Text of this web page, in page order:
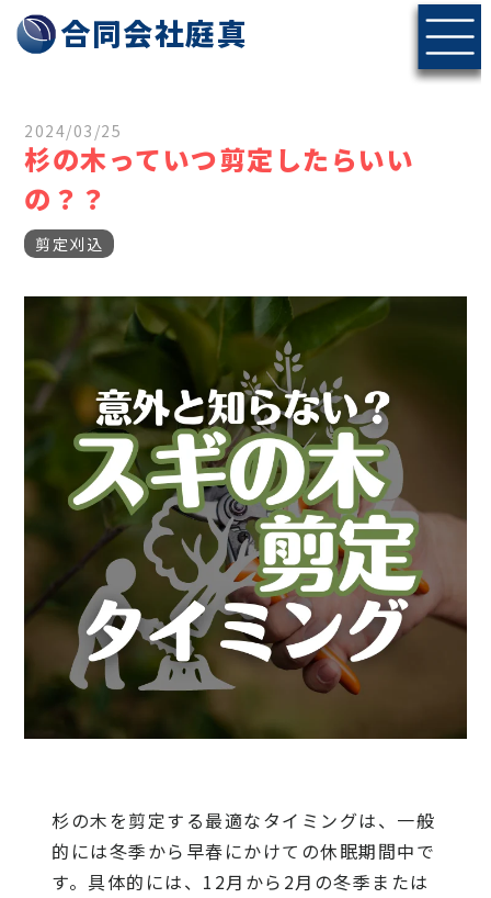
神戸・北摂エリアの伐採・剪定なら合同会社庭真へ
合同会社庭真
2024/03/25
杉の木っていつ剪定したらいい
の？？
剪定刈込
杉の木を剪定する最適なタイミングは、一般
的には冬季から早春にかけての休眠期間中で
す。具体的には、12月から2月の冬季または